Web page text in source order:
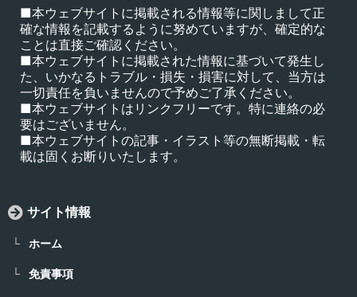
■本ウェブサイトに掲載される情報等に関しまして正
確な情報を記載するように努めていますが、確定的な
ことは直接ご確認ください。
■本ウェブサイトに掲載された情報に基づいて発生し
た、いかなるトラブル・損失・損害に対して、当方は
一切責任を負いませんので予めご了承ください。
■本ウェブサイトはリンクフリーです。特に連絡の必
要はございません。
■本ウェブサイトの記事・イラスト等の無断掲載・転
載は固くお断りいたします。
サイト情報
ホーム
免責事項